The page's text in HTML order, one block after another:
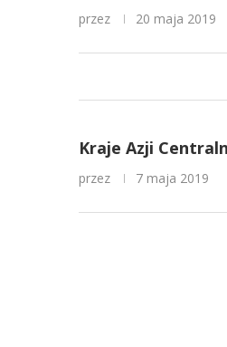
przez 20 maja 2019
Kraje Azji
przez 7 maja 2019